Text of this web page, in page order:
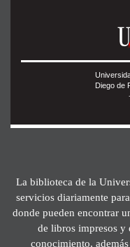
Diego de
La biblioteca de la
servicios diariamente
donde pueden encontrar
de libros impresos y
conocimiento,